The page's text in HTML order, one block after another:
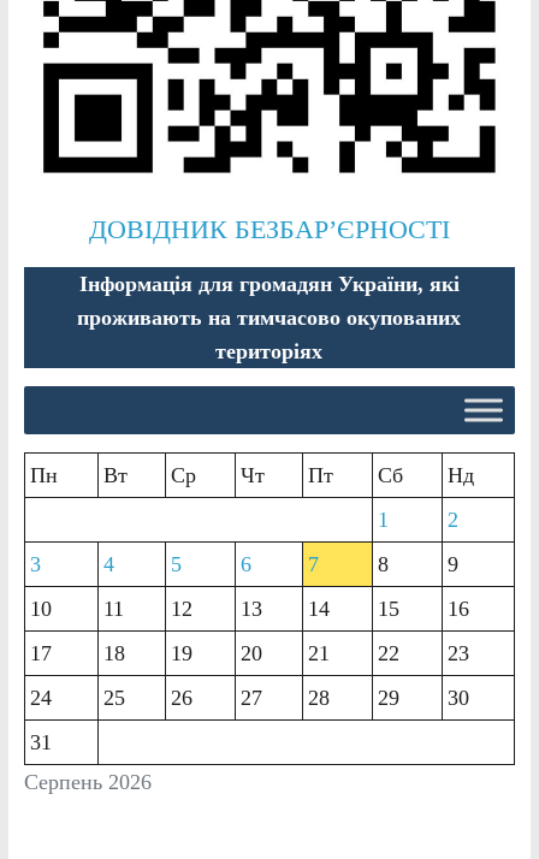
ДОВІДНИК БЕЗБАР’ЄРНОСТІ
Інформація для громадян України, які
проживають на тимчасово окупованих
територіях
Серпень 2026
Пн Вт Ср Чт Пт Сб
Нд
1
2
3
4 5 6 7 8
9
10
11 12 13 14 15
16
17
18 19 20 21 22
23
24
25 26 27 28 29
30
31